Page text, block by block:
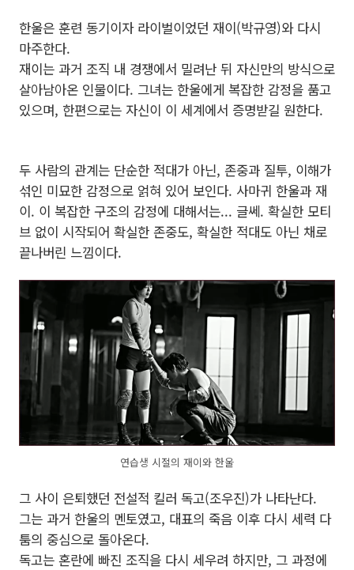
한울은 훈련 동기이자 라이벌이었던 재이(박규영)와 다시
마주한다.
재이는 과거 조직 내 경쟁에서 밀려난 뒤 자신만의 방식으로
살아남아온 인물이다. 그녀는 한울에게 복잡한 감정을 품고
있으며, 한편으로는 자신이 이 세계에서 증명받길 원한다.
두 사람의 관계는 단순한 적대가 아닌, 존중과 질투, 이해가
섞인 미묘한 감정으로 얽혀 있어 보인다. 사마귀 한울과 재
이. 이 복잡한 구조의 감정에 대해서는... 글쎄. 확실한 모티
브 없이 시작되어 확실한 존중도, 확실한 적대도 아닌 채로
끝나버린 느낌이다.
연습생 시절의 재이와 한울
그 사이 은퇴했던 전설적 킬러 독고(조우진)가 나타난다.
그는 과거 한울의 멘토였고, 대표의 죽음 이후 다시 세력 다
툼의 중심으로 돌아온다.
독고는 혼란에 빠진 조직을 다시 세우려 하지만, 그 과정에